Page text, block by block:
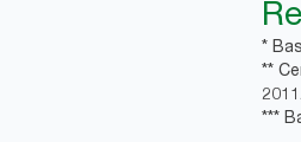
*
**
2011.
***